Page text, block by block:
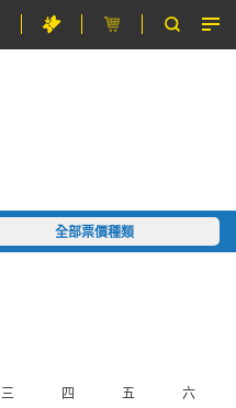
全部票價種類
三 四 五 六